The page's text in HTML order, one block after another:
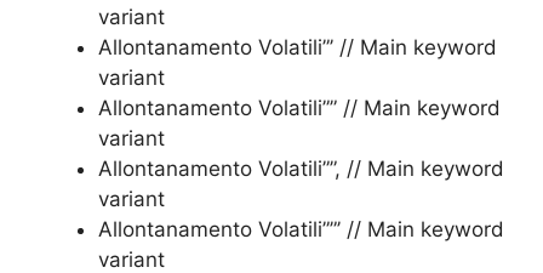
variant
Allontanamento Volatili”’ // Main keyword
variant
Allontanamento Volatili”” // Main keyword
variant
Allontanamento Volatili””, // Main keyword
variant
Allontanamento Volatili””’ // Main keyword
variant